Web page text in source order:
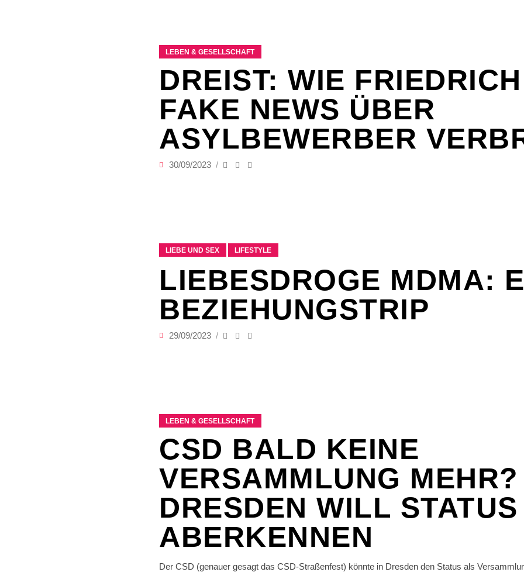
LEBEN & GESELLSCHAFT
DREIST: WIE
FAKE NEWS ÜBER
ASYLBEWERBER
30/09/2023
LIEBE UND SEX LIFESTYLE
LIEBESDROGE MDMA:
BEZIEHUNGSTRIP
29/09/2023
LEBEN & GESELLSCHAFT
CSD BALD KEINE
VERSAMMLUNG MEHR?
DRESDEN WILL STATUS
ABERKENNEN
Der CSD (genauer gesagt das CSD-Straßenfest) könnte in Dresden den Status als